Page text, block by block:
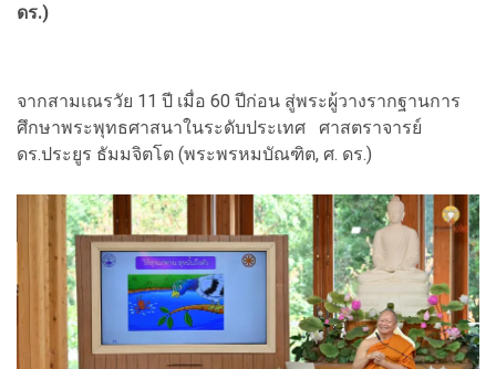
ดร.)
จากสามเณรวัย 11 ปี เมื่อ 60 ปีก่อน สู่พระผู้วางรากฐานการ
ศึกษาพระพุทธศาสนาในระดับประเทศ ศาสตราจารย์
ดร.ประยูร ธัมมจิตโต (พระพรหมบัณฑิต, ศ. ดร.)